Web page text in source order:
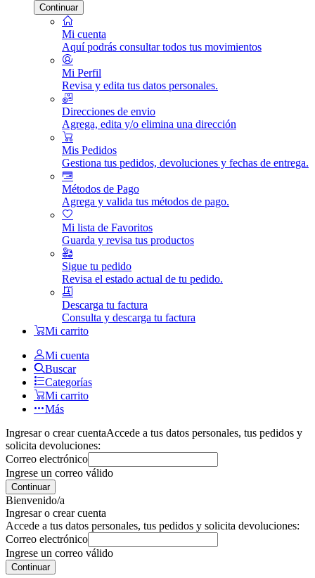
Continuar
Mi cuenta
Aquí podrás consultar todos tus movimientos
Mi Perfil
Revisa y edita tus datos personales.
Direcciones de envio
Agrega, edita y/o elimina una dirección
Mis Pedidos
Gestiona tus pedidos, devoluciones y fechas de entrega.
Métodos de Pago
Agrega y valida tus métodos de pago.
Mi lista de Favoritos
Guarda y revisa tus productos
Sigue tu pedido
Revisa el estado actual de tu pedido.
Descarga tu factura
Consulta y descarga tu factura
Mi carrito
Mi cuenta
Buscar
Categorías
Mi carrito
Más
Ingresar o crear cuentaAccede a tus datos personales, tus pedidos y
solicita devoluciones:
Correo electrónico
Ingrese un correo válido
Continuar
Bienvenido/a
Ingresar o crear cuenta
Accede a tus datos personales, tus pedidos y solicita devoluciones:
Correo electrónico
Ingrese un correo válido
Continuar